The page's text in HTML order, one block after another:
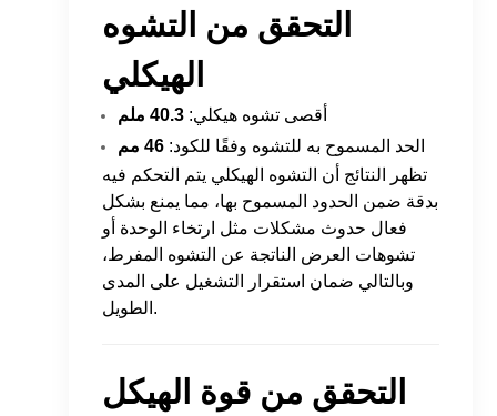
التحقق من التشوه
الهيكلي
أقصى تشوه هيكلي: 40.3 ملم
الحد المسموح به للتشوه وفقًا للكود: 46 مم
تظهر النتائج أن التشوه الهيكلي يتم التحكم فيه
بدقة ضمن الحدود المسموح بها، مما يمنع بشكل
فعال حدوث مشكلات مثل ارتخاء الوحدة أو
تشوهات العرض الناتجة عن التشوه المفرط،
وبالتالي ضمان استقرار التشغيل على المدى
الطويل.
التحقق من قوة الهيكل